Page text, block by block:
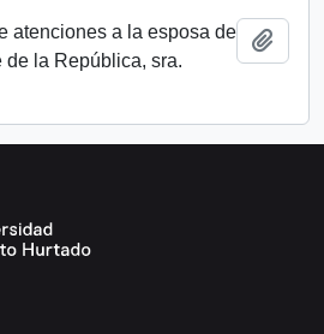
atenciones a la esposa de
la República, sra.